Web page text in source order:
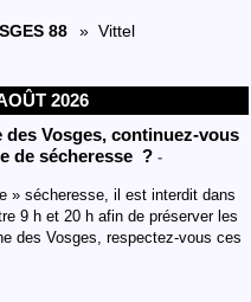
88 » Vittel
2026
des Vosges, continuez-vous
de sécheresse ? -
» sécheresse, il est interdit dans
9 h et 20 h afin de préserver les
des Vosges, respectez-vous ces